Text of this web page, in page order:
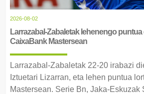
2026-08-02
Larrazabal-Zabaletak lehenengo
CaixaBank Mastersean
Larrazabal-Zabaletak 22-20 irabazi
Iztuetari Lizarran, eta lehen puntua
Mastersean. Serie Bn, Jaka-Eskuzak